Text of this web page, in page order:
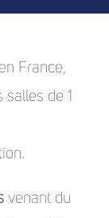
France,
salles de 1
venant du